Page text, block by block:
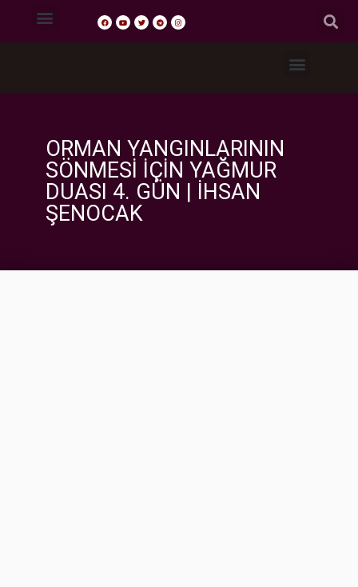
ORMAN YANGINLARININ
SÖNMESI İÇIN YAĞMUR
DUASI 4. GÜN | İHSAN
ŞENOCAK